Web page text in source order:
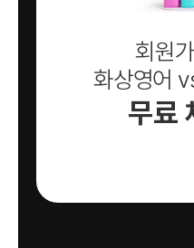
회원
화상영어
무료